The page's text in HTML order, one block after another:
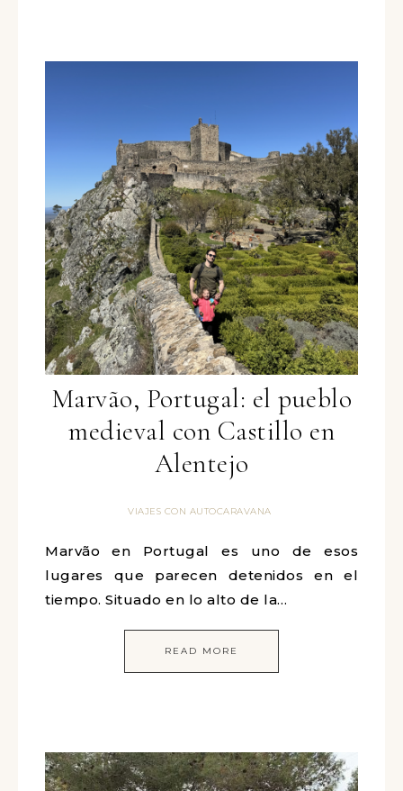
Marvão, Portugal: el pueblo
medieval con Castillo en
Alentejo
VIAJES CON AUTOCARAVANA
Marvão en Portugal es uno de esos
lugares que parecen detenidos en el
tiempo. Situado en lo alto de la…
READ MORE